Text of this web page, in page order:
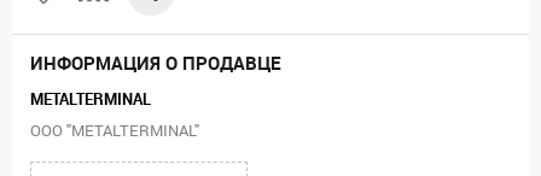
ИНФОРМАЦИЯ О ПРОДАВЦЕ
METALTERMINAL
ООО "METALTERMINAL"